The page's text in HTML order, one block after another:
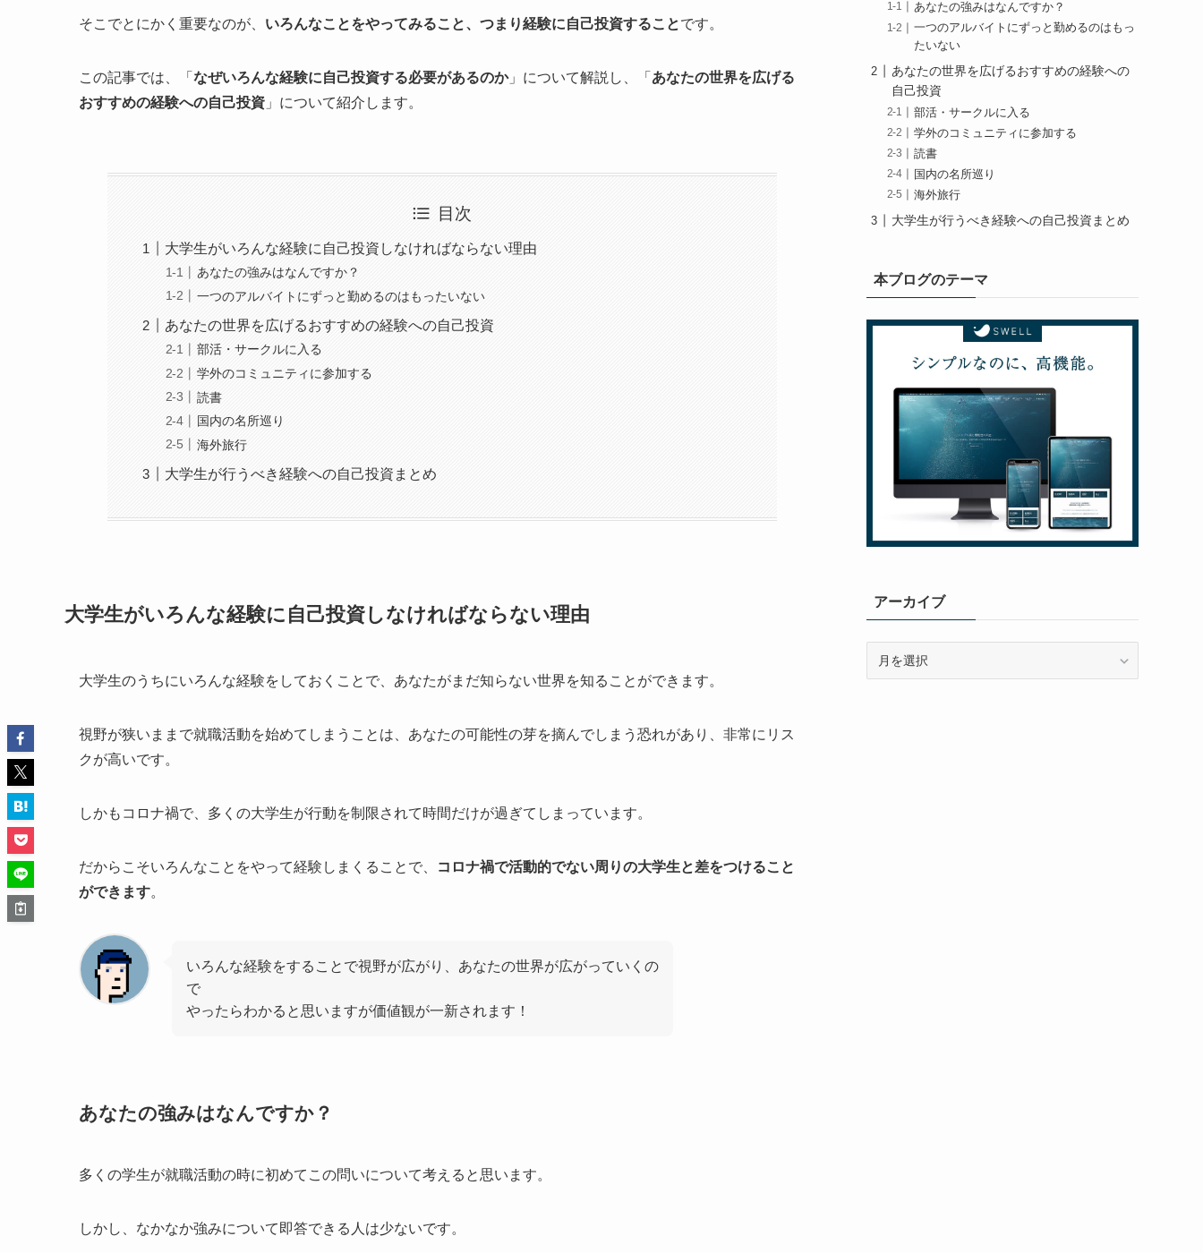
そこでとにかく重要なのが、 いろんなことをやってみること、つまり経験に自己投資することです。
この記事では、「 なぜいろんな経験に自己投資する必要があるのか」について解説し、「 あなたの世界を広げる
おすすめの経験への自己投資 」について紹介します。
目次
大学生がいろんな経験に自己投資しなければならない理由
あなたの強みはなんですか？
一つのアルバイトにずっと勤めるのはもったいない
あなたの世界を広げるおすすめの経験への自己投資
部活・サークルに入る
学外のコミュニティに参加する
読書
国内の名所巡り
海外旅行
大学生が行うべき経験への自己投資まとめ
大学生がいろんな経験に自己投資しなければならない理由
大学生のうちにいろんな経験をしておくことで、あなたがまだ知らない世界を知ることができます。
視野が狭いままで就職活動を始めてしまうことは、あなたの可能性の芽を摘んでしまう恐れがあり、非常にリス
クが高いです。
しかもコロナ禍で、多くの大学生が行動を制限されて時間だけが過ぎてしまっています。
だからこそいろんなことをやって経験しまくることで、
コロナ禍で活動的でない周りの大学生と差をつけること
ができます。
いろんな経験をすることで視野が広がり、あなたの世界が広がっていくの
で
やったらわかると思いますが価値観が一新されます！
あなたの強みはなんですか？
多くの学生が就職活動の時に初めてこの問いについて考えると思います。
しかし、なかなか強みについて即答できる人は少ないです。
あなたの強みはなんですか？
一つのアルバイトにずっと勤めるのはもっ
たいない
あなたの世界を広げるおすすめの経験への
自己投資
部活・サークルに入る
学外のコミュニティに参加する
読書
国内の名所巡り
海外旅行
大学生が行うべき経験への自己投資まとめ
本ブログのテーマ
アーカイブ